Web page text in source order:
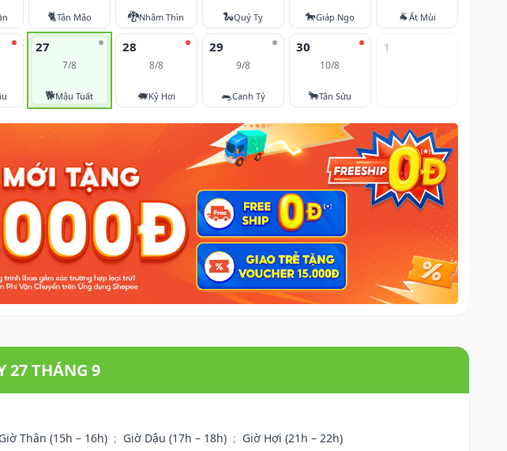
🐈Tân Mão 🐉Nhâm Thìn 🐍Quý Tỵ 🐎Giáp Ngọ 🐐Ất Mùi
27
7/8
🐕Mậu Tuất
28
8/8
🐖Kỷ Hợi
29
9/8
🐀Canh Tý
30
10/8
🐂Tân Sửu
1
27 THÁNG 9
Giờ Thân (15h – 16h) ; Giờ Dậu (17h – 18h) ; Giờ Hợi (21h – 22h)